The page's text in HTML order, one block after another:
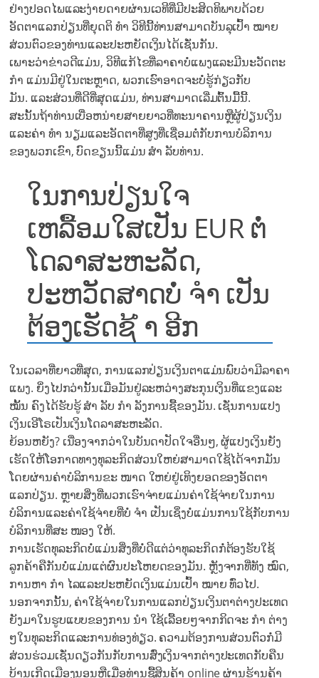
ຢ່າງປອດໄພແລະງ່າຍດາຍຜ່ານເວທີທີ່ມີປະສິດທິພາບດ້ວຍ
ອັດຕາແລກປ່ຽນທີ່ຍຸດຕິ ທຳ ວິທີນີ້ທ່ານສາມາດບັນລຸເປົ້າ ໝາຍ
ສ່ວນຕົວຂອງທ່ານແລະປະຫຍັດເງິນໄດ້ເຊັ່ນກັນ.
ເພາະວ່າຂ່າວດີແມ່ນ, ວິທີແກ້ໄຂທີ່ລາຄາບໍ່ແພງແລະມີນະວັດຕະ
ກຳ ແມ່ນມີຢູ່ໃນຕະຫຼາດ, ພວກເຮົາອາດຈະບໍ່ຮູ້ກ່ຽວກັບ
ມັນ. ແລະສ່ວນທີ່ດີທີ່ສຸດແມ່ນ, ທ່ານສາມາດເລີ່ມຕົ້ນມື້ນີ້.
ສະນັ້ນຖ້າທ່ານເບື່ອຫນ່າຍສາຍຍາວທີ່ທະນາຄານຫຼືຜູ້ປ່ຽນເງິນ
ແລະຄ່າ ທຳ ນຽມແລະອັດຕາທີ່ສູງທີ່ເຊື່ອມຕໍ່ກັບການບໍລິການ
ຂອງພວກເຂົາ, ບົດຂຽນນີ້ແມ່ນ ສຳ ລັບທ່ານ.
ໃນການປ່ຽນໃຈ
ເຫລື້ອມໃສເປັນ EUR ຕໍ່
ໂດລາສະຫະລັດ,
ປະຫວັດສາດບໍ່ ຈຳ ເປັນ
ຕ້ອງເຮັດຊ້ ຳ ອີກ
ໃນເວລາທີ່ຍາວທີ່ສຸດ, ການແລກປ່ຽນເງິນຕາແມ່ນພົບວ່າມີລາຄາ
ແພງ. ຍິ່ງໄປກວ່ານັ້ນເມື່ອມັນຢູ່ລະຫວ່າງສະກຸນເງິນທີ່ແຂງແລະ
ໝັ້ນ ຄົງໄດ້ຮັບຮູ້ ສຳ ລັບ ກຳ ລັງການຊື້ຂອງມັນ. ເຊັ່ນການແປງ
ເງິນເອີໂຣເປັນເງິນໂດລາສະຫະລັດ.
ຍ້ອນຫຍັງ? ເນື່ອງຈາກວ່າໃນບັນດາປັດໃຈອື່ນໆ, ຜູ້ແປງເງິນຍັງ
ເຮັດໃຫ້ໂອກາດທາງທຸລະກິດສ່ວນໃຫຍ່ສາມາດໃຊ້ໄດ້ຈາກມັນ
ໂດຍຜ່ານຄ່າບໍລິການຂະ ໜາດ ໃຫຍ່ຢູ່ເທິງຍອດຂອງອັດຕາ
ແລກປ່ຽນ. ຫຼາຍສິ່ງທີ່ພວກເຮົາຈ່າຍແມ່ນຄ່າໃຊ້ຈ່າຍໃນການ
ບໍລິການແລະຄ່າໃຊ້ຈ່າຍທີ່ບໍ່ ຈຳ ເປັນເຊິ່ງບໍ່ແມ່ນການໃຊ້ກັບການ
ບໍລິການທີ່ສະ ໜອງ ໃຫ້.
ການເຮັດທຸລະກິດບໍ່ແມ່ນສິ່ງທີ່ບໍ່ດີແຕ່ວ່າທຸລະກິດກໍ່ຕ້ອງຮັບໃຊ້
ລູກຄ້າຄືກັນບໍ່ແມ່ນແຕ່ຜົນປະໂຫຍດຂອງມັນ. ຫຼັງຈາກທີ່ທັງ ໝົດ,
ການຫາ ກຳ ໄລແລະປະຫຍັດເງິນແມ່ນເປົ້າ ໝາຍ ທົ່ວໄປ.
ນອກຈາກນັ້ນ, ຄ່າໃຊ້ຈ່າຍໃນການແລກປ່ຽນເງິນຕາຕ່າງປະເທດ
ຍັງມາໃນຮູບແບບຂອງການ ນຳ ໃຊ້ເລື້ອຍໆຈາກກິດຈະ ກຳ ຕ່າງ
ໆໃນທຸລະກິດແລະການທ່ອງທ່ຽວ. ຄວາມຕ້ອງການສ່ວນຕົວກໍ່ມີ
ສ່ວນຮ່ວມເຊັ່ນດຽວກັນກັບການສົ່ງເງິນຈາກຕ່າງປະເທດກັບຄືນ
ບ້ານເກີດເມືອງນອນຫຼືເມື່ອທ່ານຊື້ສິນຄ້າ online ຜ່ານຮ້ານຄ້າ